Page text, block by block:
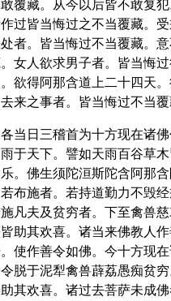
史
传
部
覆藏。从今以后皆不敢复
过皆当悔过之不当覆藏。
者。皆当悔过不当覆藏。
女人欲求男子者。皆当悔
欲得阿那含道上二十四天
来之事者。皆当悔过不当覆
当日三稽首为十方现在诸
于天下。譬如天雨百谷草
。佛生须陀洹斯陀含阿那
布施者。若持道勤力不毁
凡夫及贫穷者。下至禽兽
助其欢喜。诸当来佛教人
使作善令如佛。今十方现
脱于泥犁禽兽薜荔愚痴贫
其欢喜。诸过去菩萨未成